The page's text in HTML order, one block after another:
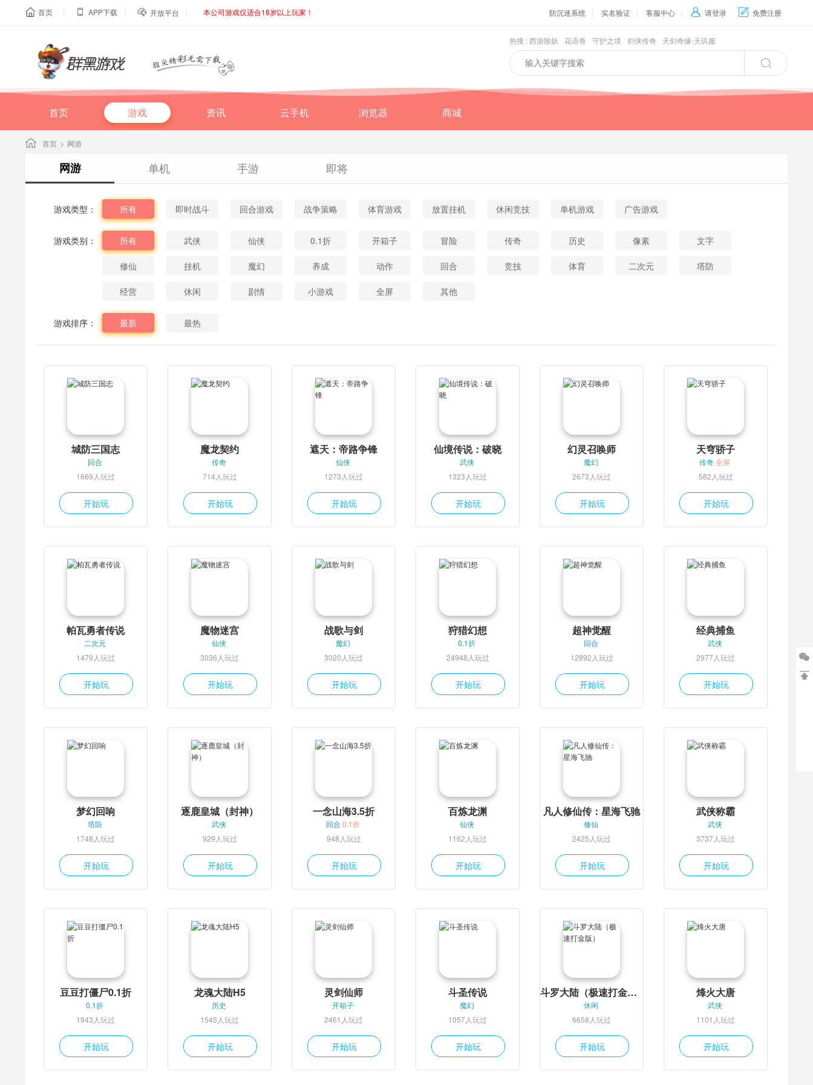
 首页 |  APP下载 |  开放平台 | 本公司游戏仅适合18岁以上玩家！ 防沉迷系统 实名验证 客服中心  请登录  免费注册
热搜 :西游除妖 花语卷 守护之境 剑侠传奇 天剑奇缘-天玑服

首页 游戏 资讯 云手机 浏览器 商城


首页 > 网游
网游 单机 手游 即将
游戏类型： 所有 即时战斗 回合游戏 战争策略 体育游戏 放置挂机 休闲竞技 单机游戏 广告游戏
游戏类别： 所有 武侠 仙侠 0.1折 开箱子 冒险 传奇 历史 像素 文字
修仙 挂机 魔幻 养成 动作 回合 竞技 体育 二次元 塔防
经营 休闲 剧情 小游戏 全屏 其他
游戏排序： 最新 最热
城防三国志
回合
1669人玩过
开始玩
魔龙契约
传奇
714人玩过
开始玩
遮天：帝路争锋
仙侠
1273人玩过
开始玩
仙境传说：破晓
武侠
1323人玩过
开始玩
幻灵召唤师
魔幻
2673人玩过
开始玩
天穹骄子
传奇全屏
582人玩过
开始玩
帕瓦勇者传说
二次元
1479人玩过
开始玩
魔物迷宫
仙侠
3036人玩过
开始玩
战歌与剑
魔幻
3020人玩过
开始玩
狩猎幻想
0.1折
24948人玩过
开始玩
超神觉醒
回合
12892人玩过
开始玩
经典捕鱼
武侠
2977人玩过
开始玩
梦幻回响
塔防
1748人玩过
开始玩
逐鹿皇城（封神）
武侠
929人玩过
开始玩
一念山海3.5折
回合 0.1折
948人玩过
开始玩
百炼龙渊
仙侠
1162人玩过
开始玩
凡人修仙传：星海飞驰
修仙
2425人玩过
开始玩
武侠称霸
武侠
3737人玩过
开始玩
豆豆打僵尸0.1折
0.1折
1943人玩过
开始玩
龙魂大陆H5
历史
1545人玩过
开始玩
灵剑仙师
开箱子
2461人玩过
开始玩
斗圣传说
魔幻
1057人玩过
开始玩
斗罗大陆（极速打金版）
休闲
6658人玩过
开始玩
烽火大唐
武侠
1101人玩过
开始玩